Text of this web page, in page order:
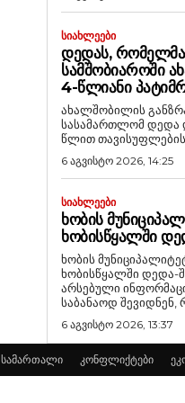
ᲡᲘᲐᲮᲚᲔᲔᲑᲘ
ᲓᲔᲓᲐᲡ,
ᲡᲐᲛᲨᲝᲑᲘᲐᲠᲝᲨᲘ
4-ᲬᲚᲘᲐᲜᲘ
ახალშობილის
სასამართლომ დედა
წლით თავისუფლების
6 აგვისტო 2026, 14:25
ᲡᲘᲐᲮᲚᲔᲔᲑᲘ
ᲮᲝᲑᲘᲡ
ᲮᲝᲑᲘᲡᲬᲧᲐᲚᲨᲘ
ხობის
ხობისწყალში დედა-
არსებული
საბანაოდ შევიდნენ,
6 აგვისტო 2026, 13:37
სამართალი კონფლიქტები